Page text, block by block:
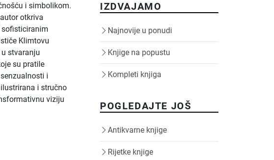
i simbolikom.
otkriva
Klimtovu
stvaranju
su pratile
i
i stručno
viziju
IZDVAJAMO
Najnovije u ponudi
Knjige na popustu
Kompleti knjiga
POGLEDAJTE JOŠ
Antikvarne knjige
Rijetke knjige